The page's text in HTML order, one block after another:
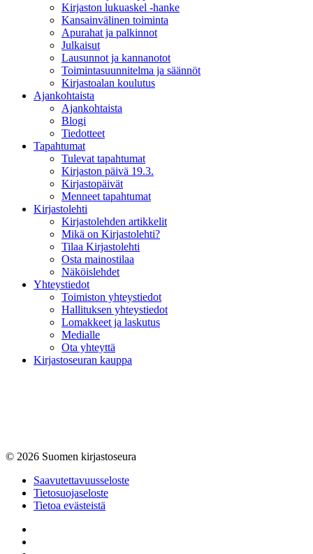
Kirjaston lukuaskel -hanke
Kansainvälinen toiminta
Apurahat ja palkinnot
Julkaisut
Lausunnot ja kannanotot
Toimintasuunnitelma ja säännöt
Kirjastoalan koulutus
Ajankohtaista
Ajankohtaista
Blogi
Tiedotteet
Tapahtumat
Tulevat tapahtumat
Kirjaston päivä 19.3.
Kirjastopäivät
Menneet tapahtumat
Kirjastolehti
Kirjastolehden artikkelit
Mikä on Kirjastolehti?
Tilaa Kirjastolehti
Osta mainostilaa
Näköislehdet
Yhteystiedot
Toimiston yhteystiedot
Hallituksen yhteystiedot
Lomakkeet ja laskutus
Medialle
Ota yhteyttä
Kirjastoseuran kauppa
© 2026 Suomen kirjastoseura
Saavutettavuus­seloste
Tietosuojaseloste
Tietoa evästeistä